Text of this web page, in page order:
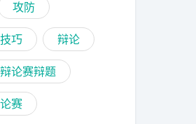
攻防
巧 辩论
辩论赛辩题
赛